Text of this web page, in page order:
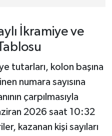
İkramiye ve
tutarları, kolon başına
numara sayısına
çarpılmasıyla
2026 saat 10:32
kazanan kişi sayıları